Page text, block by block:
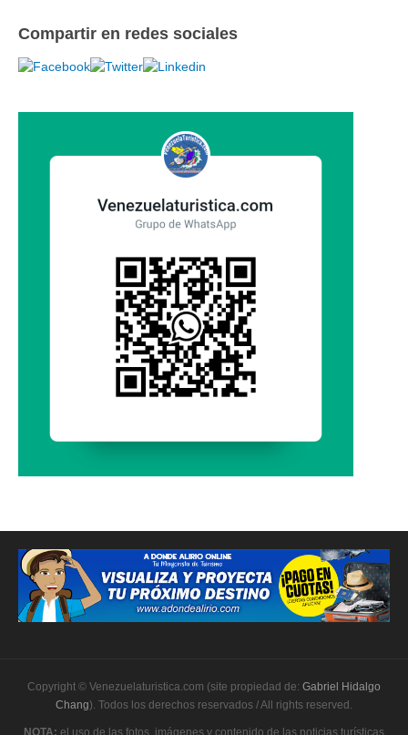
Compartir en redes sociales
Copyright © Venezuelaturistica.com (site propiedad de: Gabriel Hidalgo
Chang). Todos los derechos reservados / All rights reserved.
NOTA: el uso de las fotos, imágenes y contenido de las noticias turísticas